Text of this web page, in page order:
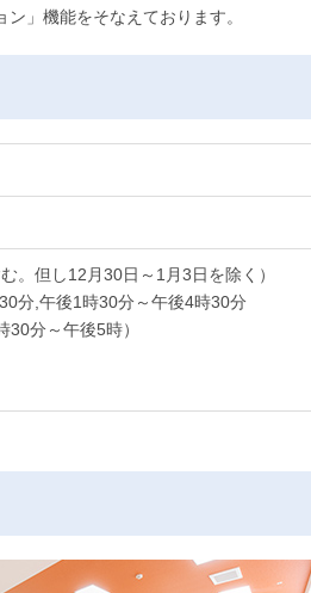
」機能をそなえております。
。但し12月30日～1月3日を除く）
分,午後1時30分～午後4時30分
分～午後5時）